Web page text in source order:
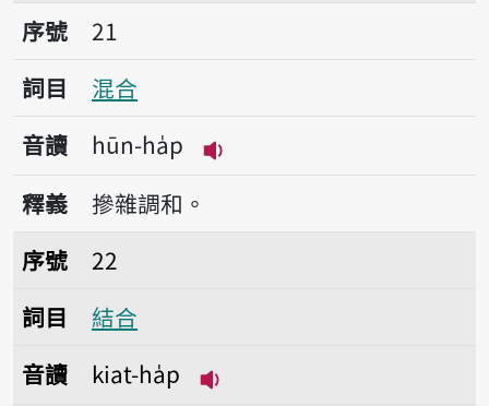
序號21混合
序號
21
詞目
混合
音讀
hūn-ha̍p
播放音讀hūn-ha̍p
釋義
摻雜調和。
序號22結合
序號
22
詞目
結合
音讀
kiat-ha̍p